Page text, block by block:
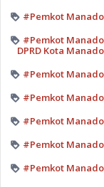
#Pemkot
#Pemkot
DPRD Kota Manado
#Pemkot
#Pemkot
#Pemkot
#Pemkot
#Pemkot